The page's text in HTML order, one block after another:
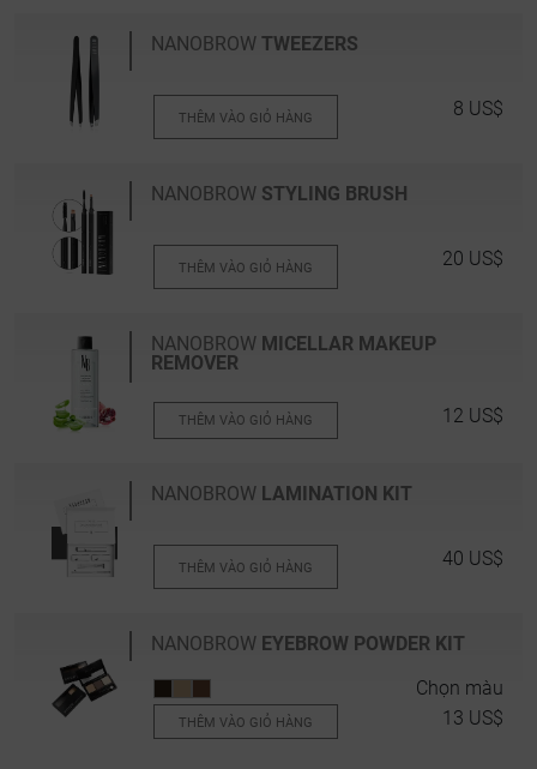
NANOBROW TWEEZERS
THÊM VÀO GIỎ HÀNG 8 US$
NANOBROW STYLING BRUSH
THÊM VÀO GIỎ HÀNG 20 US$
NANOBROW MICELLAR MAKEUP
REMOVER
THÊM VÀO GIỎ HÀNG 12 US$
NANOBROW LAMINATION KIT
THÊM VÀO GIỎ HÀNG 40 US$
NANOBROW EYEBROW POWDER KIT
Chọn màu
THÊM VÀO GIỎ HÀNG 13 US$